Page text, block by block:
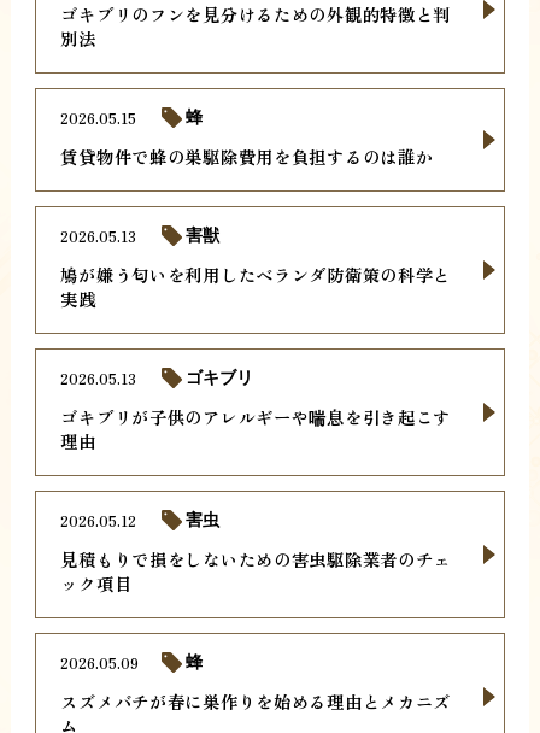
ゴキブリのフンを見分けるための外観的特徴と判
別法
賃貸物件で蜂の巣駆除費用を負担するのは誰か
2026.05.15 蜂
鳩が嫌う匂いを利用したベランダ防衛策の科学と
実践
2026.05.13 害獣
ゴキブリが子供のアレルギーや喘息を引き起こす
理由
2026.05.13 ゴキブリ
見積もりで損をしないための害虫駆除業者のチェ
ック項目
2026.05.12 害虫
スズメバチが春に巣作りを始める理由とメカニズ
ム
2026.05.09 蜂